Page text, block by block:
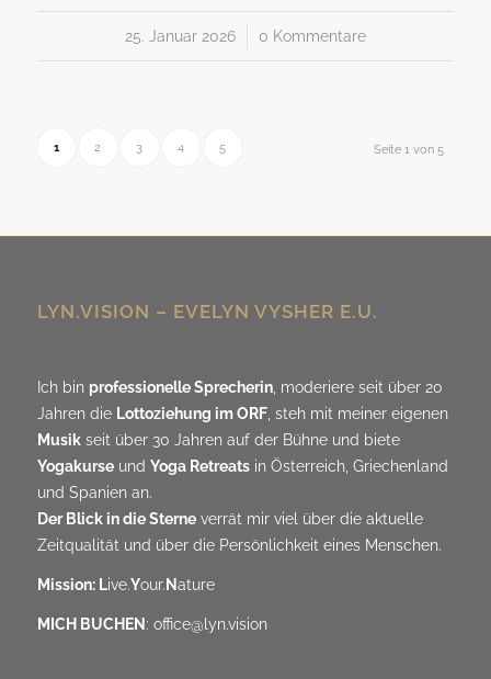
25. Januar 2026
/ 0 Kommentare
Seite 1 von 5
1 2 3 4 5
LYN.VISION – EVELYN VYSHER E.U.
Ich bin professionelle Sprecherin, moderiere seit über 20
Jahren die Lottoziehung im ORF, steh mit meiner eigenen
Musikseit über 30 Jahren auf der Bühne und biete
Yogakurseund Yoga Retreatsin Österreich, Griechenland
und Spanien an.
Der Blick in die Sterneverrät mir viel über die aktuelle
Zeitqualität und über die Persönlichkeit eines Menschen.
Mission: Live.Your. Nature
MICH BUCHEN : office@lyn.vision